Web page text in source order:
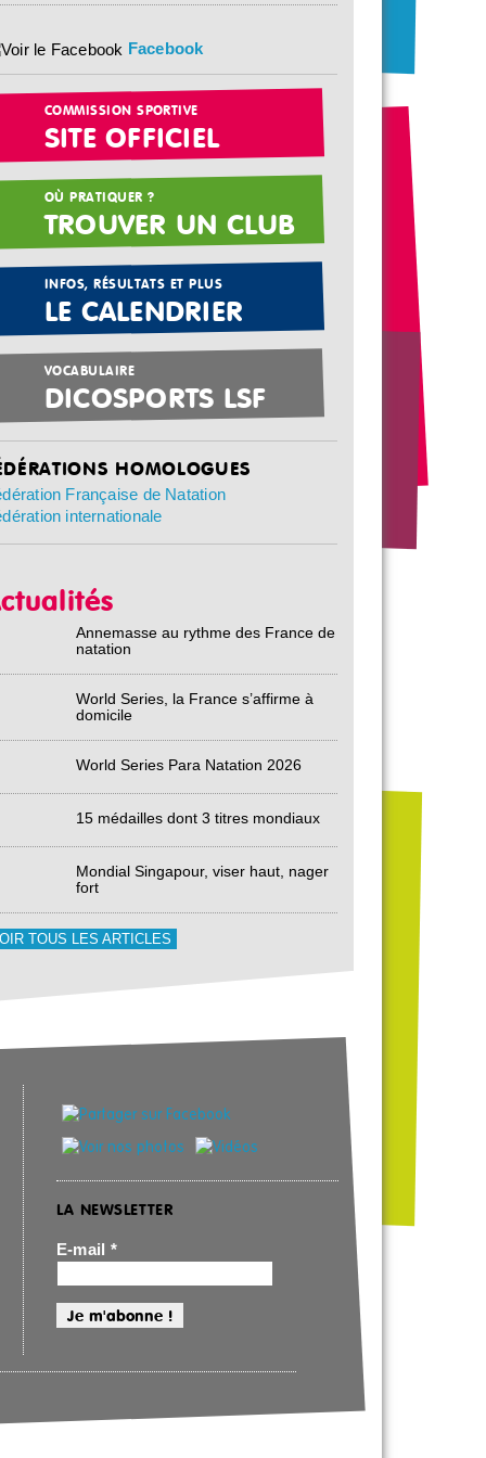
Facebook
COMMISSION SPORTIVE
SITE OFFICIEL
OÙ PRATIQUER ?
TROUVER UN CLUB
INFOS, RÉSULTATS ET PLUS
LE CALENDRIER
VOCABULAIRE
DICOSPORTS LSF
HOMOLOGUES
Française de Natation
internationale
Annemasse au rythme des France de
natation
World Series, la France s’affirme à
domicile
World Series Para Natation 2026
15 médailles dont 3 titres mondiaux
Mondial Singapour, viser haut, nager
fort
TOUS LES ARTICLES
LA NEWSLETTER
E-mail *